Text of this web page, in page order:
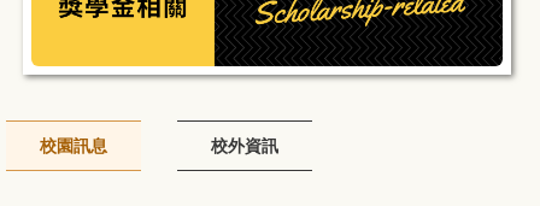
校園訊息 校外資訊